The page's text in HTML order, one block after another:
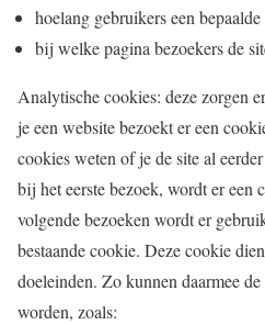
hoelang gebruikers een
bij welke pagina bezoekers de
Analytische cookies: deze zorgen
je een website bezoekt er een
cookies weten of je de site al
bij het eerste bezoek, wordt er een
volgende bezoeken wordt er
bestaande cookie. Deze cookie
doeleinden. Zo kunnen daarmee
worden, zoals: